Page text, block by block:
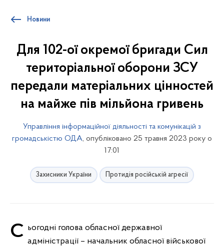
Новини
Для 102-ої окремої бригади Сил
територіальної оборони ЗСУ
передали матеріальних цінностей
на майже пів мільйона гривень
Управління інформаційної діяльності та комунікацій з
громадськістю ОДА, опубліковано 25 травня 2023 року о
17:01
Захисники України Протидія російській агресії
Сьогодні голова обласної державної адміністрації – начальник обласної військової